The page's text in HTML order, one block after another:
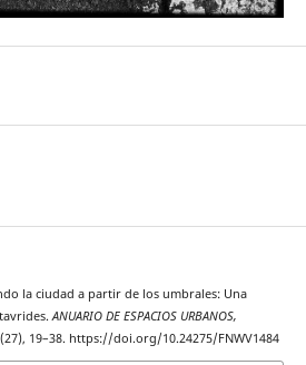
la ciudad a partir de los umbrales: Una
ANUARIO DE ESPACIOS URBANOS,
19–38. https://doi.org/10.24275/FNWV1484